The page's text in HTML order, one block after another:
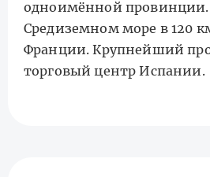
одноимённой провинции.
Средиземном море в 120
Франции. Крупнейший
торговый центр Испании.